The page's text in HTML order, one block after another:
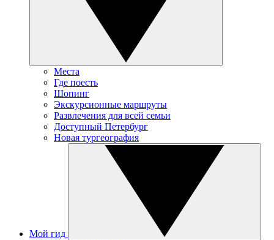
Места
Где поесть
Шопинг
Экскурсионные маршруты
Развлечения для всей семьи
Доступный Петербург
Новая тургеография
Мой гид